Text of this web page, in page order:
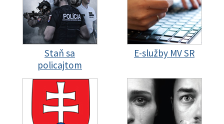
Staň sa
policajtom
E-služby MV SR